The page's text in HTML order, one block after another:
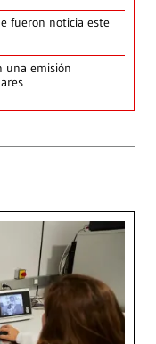
fueron noticia este
una emisión